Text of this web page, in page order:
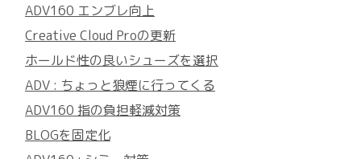
ADV160 エンブレ向上
Creative Cloud Proの更新
ホールド性の良いシューズを選択
ADV : ちょっと狼煙に行ってくる
ADV160 指の負担軽減対策
BLOGを固定化